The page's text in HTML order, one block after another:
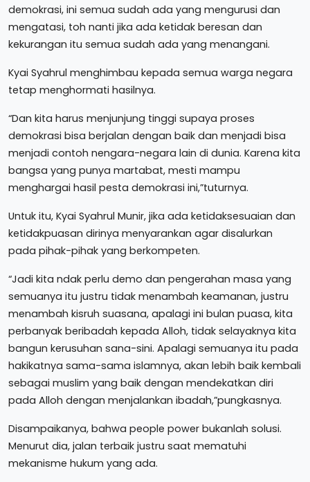
demokrasi, ini semua sudah ada yang mengurusi dan
mengatasi, toh nanti jika ada ketidak beresan dan
kekurangan itu semua sudah ada yang menangani.
Kyai Syahrul menghimbau kepada semua warga negara
tetap menghormati hasilnya.
“Dan kita harus menjunjung tinggi supaya proses
demokrasi bisa berjalan dengan baik dan menjadi bisa
menjadi contoh nengara-negara lain di dunia. Karena kita
bangsa yang punya martabat, mesti mampu
menghargai hasil pesta demokrasi ini,”tuturnya.
Untuk itu, Kyai Syahrul Munir, jika ada ketidaksesuaian dan
ketidakpuasan dirinya menyarankan agar disalurkan
pada pihak-pihak yang berkompeten.
“Jadi kita ndak perlu demo dan pengerahan masa yang
semuanya itu justru tidak menambah keamanan, justru
menambah kisruh suasana, apalagi ini bulan puasa, kita
perbanyak beribadah kepada Alloh, tidak selayaknya kita
bangun kerusuhan sana-sini. Apalagi semuanya itu pada
hakikatnya sama-sama islamnya, akan lebih baik kembali
sebagai muslim yang baik dengan mendekatkan diri
pada Alloh dengan menjalankan ibadah,”pungkasnya.
Disampaikanya, bahwa people power bukanlah solusi.
Menurut dia, jalan terbaik justru saat mematuhi
mekanisme hukum yang ada.